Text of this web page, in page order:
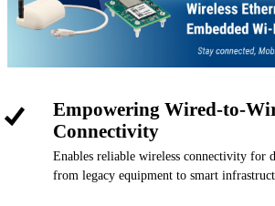
Empowering Wired-to-
Connectivity
Enables reliable wireless connectivity for
from legacy equipment to smart